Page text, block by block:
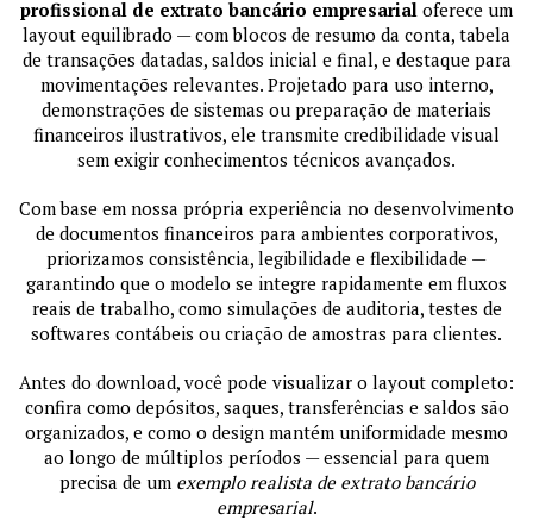
profissional de extrato bancário empresarial oferece um
layout equilibrado — com blocos de resumo da conta, tabela
de transações datadas, saldos inicial e final, e destaque para
movimentações relevantes. Projetado para uso interno,
demonstrações de sistemas ou preparação de materiais
financeiros ilustrativos, ele transmite credibilidade visual
sem exigir conhecimentos técnicos avançados.
Com base em nossa própria experiência no desenvolvimento
de documentos financeiros para ambientes corporativos,
priorizamos consistência, legibilidade e flexibilidade —
garantindo que o modelo se integre rapidamente em fluxos
reais de trabalho, como simulações de auditoria, testes de
softwares contábeis ou criação de amostras para clientes.
Antes do download, você pode visualizar o layout completo:
confira como depósitos, saques, transferências e saldos são
organizados, e como o design mantém uniformidade mesmo
ao longo de múltiplos períodos — essencial para quem
precisa de um exemplo realista de extrato bancário
empresarial.